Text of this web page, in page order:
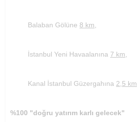
Balaban Gölüne 8 km,
İstanbul Yeni Havaalanına 7 km,
Kanal İstanbul Güzergahına 2,5 km,
%100 "doğru yatırım karlı gelecek"